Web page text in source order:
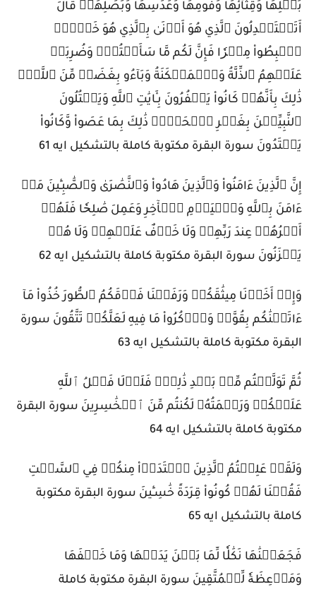
بَقۡلِهَا وَقِثَّآئِهَا وَفُومِهَا وَعَدَسِهَا وَبَصَلِهَاۖ قَالَ
أَتَسۡتَبۡدِلُونَ ٱلَّذِي هُوَ أَدۡنَىٰ بِٱلَّذِي هُوَ خَيۡرٌۚ
ٱهۡبِطُواْ مِصۡرٗا فَإِنَّ لَكُم مَّا سَأَلۡتُمۡۗ وَضُرِبَتۡ
عَلَيۡهِمُ ٱلذِّلَّةُ وَٱلۡمَسۡكَنَةُ وَبَآءُو بِغَضَبٖ مِّنَ ٱللَّهِۗ
ذَٰلِكَ بِأَنَّهُمۡ كَانُواْ يَكۡفُرُونَ بِـَٔايَٰتِ ٱللَّهِ وَيَقۡتُلُونَ
ٱلنَّبِيِّـۧنَ بِغَيۡرِ ٱلۡحَقِّۗ ذَٰلِكَ بِمَا عَصَواْ وَّكَانُواْ
يَعۡتَدُونَ سورة البقرة مكتوبة كاملة بالتشكيل ايه 61
إِنَّ ٱلَّذِينَ ءَامَنُواْ وَٱلَّذِينَ هَادُواْ وَٱلنَّصَٰرَىٰ وَٱلصَّٰبِـِٔينَ مَنۡ
ءَامَنَ بِٱللَّهِ وَٱلۡيَوۡمِ ٱلۡأٓخِرِ وَعَمِلَ صَٰلِحٗا فَلَهُمۡ
أَجۡرُهُمۡ عِندَ رَبِّهِمۡ وَلَا خَوۡفٌ عَلَيۡهِمۡ وَلَا هُمۡ
يَحۡزَنُونَ سورة البقرة مكتوبة كاملة بالتشكيل ايه 62
وَإِذۡ أَخَذۡنَا مِيثَٰقَكُمۡ وَرَفَعۡنَا فَوۡقَكُمُ ٱلطُّورَ خُذُواْ مَآ
ءَاتَيۡنَٰكُم بِقُوَّةٖ وَٱذۡكُرُواْ مَا فِيهِ لَعَلَّكُمۡ تَتَّقُونَ سورة
البقرة مكتوبة كاملة بالتشكيل ايه 63
ثُمَّ تَوَلَّيۡتُم مِّنۢ بَعۡدِ ذَٰلِكَۖ فَلَوۡلَا فَضۡلُ ٱللَّهِ
عَلَيۡكُمۡ وَرَحۡمَتُهُۥ لَكُنتُم مِّنَ ٱلۡخَٰسِرِينَ سورة البقرة
مكتوبة كاملة بالتشكيل ايه 64
وَلَقَدۡ عَلِمۡتُمُ ٱلَّذِينَ ٱعۡتَدَوۡاْ مِنكُمۡ فِي ٱلسَّبۡتِ
فَقُلۡنَا لَهُمۡ كُونُواْ قِرَدَةً خَٰسِـِٔينَ سورة البقرة مكتوبة
كاملة بالتشكيل ايه 65
فَجَعَلۡنَٰهَا نَكَٰلٗا لِّمَا بَيۡنَ يَدَيۡهَا وَمَا خَلۡفَهَا
وَمَوۡعِظَةٗ لِّلۡمُتَّقِينَ سورة البقرة مكتوبة كاملة